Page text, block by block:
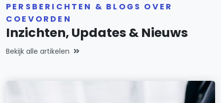
PERSBERICHTEN & BLOGS OVER
COEVORDEN
Inzichten, Updates & Nieuws
Bekijk alle artikelen